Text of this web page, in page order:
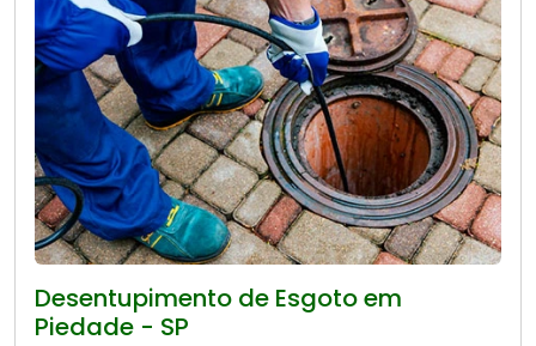
Desentupimento de Esgoto em
Piedade - SP